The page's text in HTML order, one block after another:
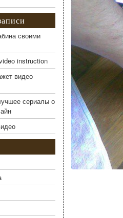
своими
instruction
видео
сериалы о